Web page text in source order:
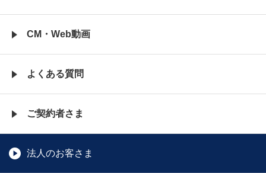
CM・Web動画
よくある質問
ご契約者さま
法人のお客さま